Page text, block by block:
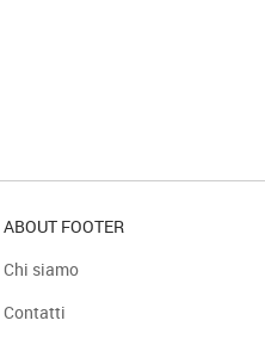
ABOUT FOOTER
Chi siamo
Contatti